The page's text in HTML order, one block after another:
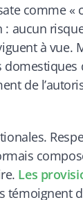
comme
aucun
à vue.
de
Les
témoignent